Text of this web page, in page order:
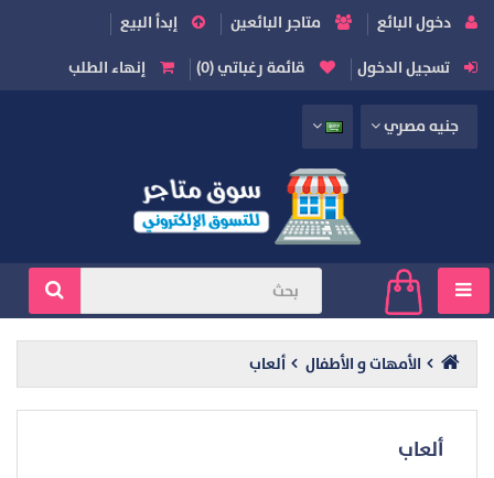
دخول البائع متاجر البائعين
إبدأ البيع
تسجيل الدخول
قائمة رغباتي (0) إنهاء الطلب
جنيه مصري
الأمهات و الأطفال ألعاب
ألعاب